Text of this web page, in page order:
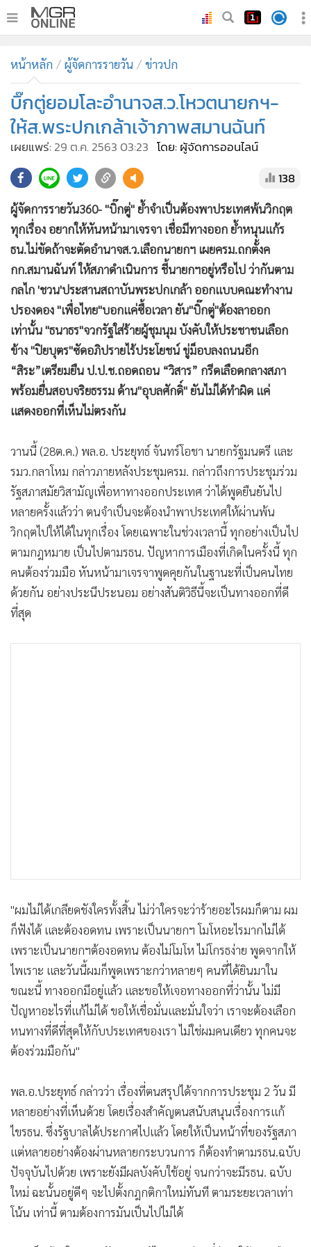
ทันเหตุการณ์
• ภาคใต้
• ภูมิภาค
Online Section
• ผู้จัดการรายวัน
• คอลัมนิสต์
• ละคร
• CbizReview
• Cyber BIZ
• ผู้จัดกวน
• Good health & Well-being
• Green Innovation & SD
• Management & HR
MGR Live
• Infographic
• การเมือง
ท่องเที่ยว
•
ต่างประเทศ
• Special Scoop
• เศรษฐกิจ-ธุรกิจ
• จีน
• ชุมชน-คุณภาพชีวิต
• อาชญากรรม
• Motoring
หน้าหลัก ผู้จัดการรายวัน ข่าวปก
บิ๊กตู่ยอมโละอำนาจส.ว.โหวตนายกฯ-
ให้ส.พระปกเกล้าเจ้าภาพสมานฉันท์
เผยแพร่: 29 ต.ค. 2563 03:23 โดย: ผู้จัดการออนไลน์
138
ผู้จัดการรายวัน360- "บิ๊กตู่" ย้ำจำเป็นต้องพาประเทศพ้นวิกฤต
ทุกเรื่อง อยากให้หันหน้ามาเจรจา เชื่อมีทางออก ย้ำหนุนแก้ร
ธน.ไม่ขัดถ้าจะตัดอำนาจส.ว.เลือกนายกฯ เผยครม.ถกตั้งค
กก.สมานฉันท์ ให้สภาดำเนินการ ชี้นายกฯอยู่หรือไป ว่ากันตาม
กลไก 'ชวน'ประสานสถาบันพระปกเกล้า ออกแบบคณะทำงาน
ปรองดอง "เพื่อไทย"บอกแค่ซื้อเวลา ยัน"บิ๊กตู่"ต้องลาออก
เท่านั้น "ธนาธร"จวกรัฐใส่ร้ายผู้ชุมนุม บังคับให้ประชาชนเลือก
ข้าง "ปิยบุตร"ซัดอภิปรายไร้ประโยชน์ ขู่ม็อบลงถนนอีก
“สิระ”เตรียมยืน ป.ป.ช.ถอดถอน “วิสาร” กรีดเลือดกลางสภา
พร้อมยื่นสอบจริยธรรม ด้าน"อุบลศักดิ์" ยันไม่ได้ทำผิด แค่
แสดงออกที่เห็นไม่ตรงกัน
วานนี้ (28ต.ค.) พล.อ. ประยุทธ์ จันทร์โอชา นายกรัฐมนตรี และ
รมว.กลาโหม กล่าวภายหลังประชุมครม. กล่าวถึงการประชุมร่วม
รัฐสภาสมัยวิสามัญเพื่อหาทางออกประเทศ ว่าได้พูดยืนยันไป
หลายครั้งแล้วว่า ตนจำเป็นจะต้องนำพาประเทศให้ผ่านพ้น
วิกฤตไปให้ได้ในทุกเรื่อง โดยเฉพาะในช่วงเวลานี้ ทุกอย่างเป็นไป
ตามกฎหมาย เป็นไปตามรธน. ปัญหาการเมืองที่เกิดในครั้งนี้ ทุก
คนต้องร่วมมือ หันหน้ามาเจรจาพูดคุยกันในฐานะที่เป็นคนไทย
ด้วยกัน อย่างประนีประนอม อย่างสันติวิธีนี้จะเป็นทางออกที่ดี
ที่สุด
"ผมไม่ได้เกลียดชังใครทั้งสิ้น ไม่ว่าใครจะว่าร้ายอะไรผมก็ตาม ผม
ก็ฟังได้ และต้องอดทน เพราะเป็นนายกฯ โมโหอะไรมากไม่ได้
เพราะเป็นนายกฯต้องอดทน ต้องไม่โมโห ไม่โกรธง่าย พูดจากให้
ไพเราะ และวันนี้ผมก็พูดเพราะกว่าหลายๆ คนที่ได้ยินมาใน
ขณะนี้ ทางออกมีอยู่แล้ว และขอให้เจอทางออกที่ว่านั้น ไม่มี
ปัญหาอะไรที่แก้ไม่ได้ ขอให้เชื่อมั่นและมั่นใจว่า เราจะต้องเลือก
หนทางที่ดีที่สุดให้กับประเทศของเรา ไม่ใช่ผมคนเดียว ทุกคนจะ
ต้องร่วมมือกัน"
พล.อ.ประยุทธ์ กล่าวว่า เรื่องที่ตนสรุปได้จากการประชุม 2 วัน มี
หลายอย่างที่เห็นด้วย โดยเรื่องสำคัญตนสนับสนุนเรื่องการแก้
ไขรธน. ซึ่งรัฐบาลได้ประกาศไปแล้ว โดยให้เป็นหน้าที่ของรัฐสภา
แต่หลายอย่างต้องผ่านหลายกระบวนการ ก็ต้องทำตามรธน.ฉบับ
ปัจจุบันไปด้วย เพราะยังมีผลบังคับใช้อยู่ จนกว่าจะมีรธน. ฉบับ
ใหม่ ฉะนั้นอยู่ดีๆ จะไปตั้งกฎกติกาใหม่ทันที ตามระยะเวลาเท่า
โน้น เท่านี้ ตามต้องการมันเป็นไปไม่ได้